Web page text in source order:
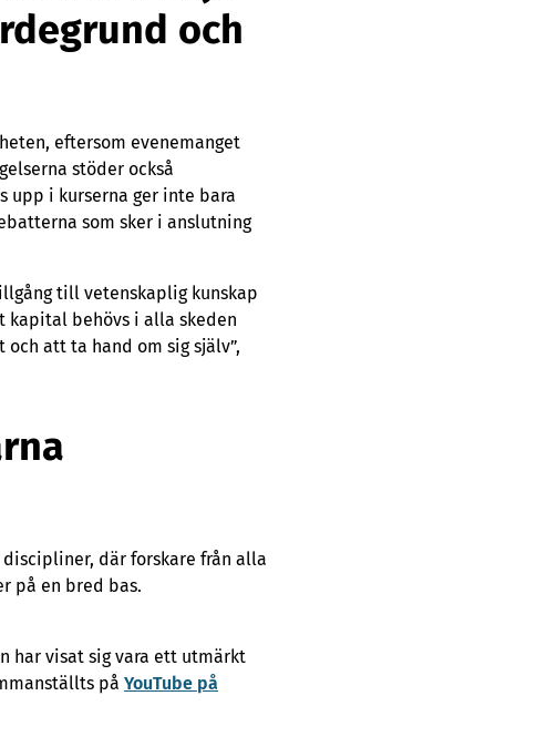
och
eftersom evenemanget
stöder också
upp i kurserna ger inte bara
som sker i anslutning
till vetenskaplig kunskap
kapital behövs i alla skeden
att ta hand om sig själv”,
där forskare från alla
på en bred bas.
har visat sig vara ett utmärkt
på YouTube på